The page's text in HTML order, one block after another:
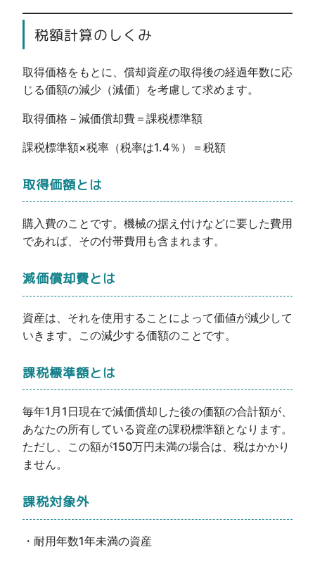
税額計算のしくみ
取得価格をもとに、償却資産の取得後の経過年数に応
じる価額の減少（減価）を考慮して求めます。
取得価格－減価償却費＝課税標準額
課税標準額×税率（税率は1.4％）＝税額
取得価額とは
購入費のことです。機械の据え付けなどに要した費用
であれば、その付帯費用も含まれます。
減価償却費とは
資産は、それを使用することによって価値が減少して
いきます。この減少する価額のことです。
課税標準額とは
毎年1月1日現在で減価償却した後の価額の合計額が、
あなたの所有している資産の課税標準額となります。
ただし、この額が150万円未満の場合は、税はかかり
ません。
課税対象外
・耐用年数1年未満の資産